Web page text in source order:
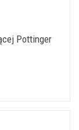
Pottinger